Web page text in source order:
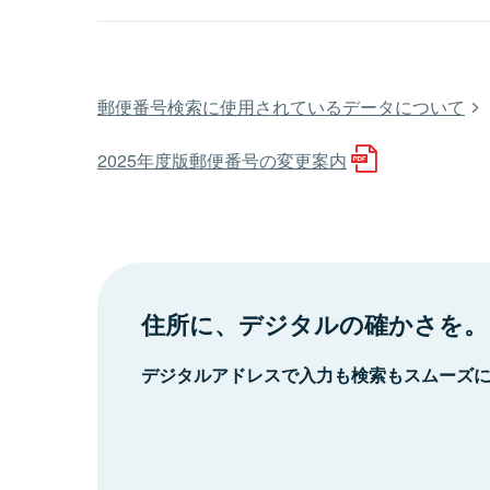
郵便番号検索に使用されているデータについて
2025年度版郵便番号の変更案内
住所に、デジタルの確かさを。
デジタルアドレスで入力も検索もスムーズ